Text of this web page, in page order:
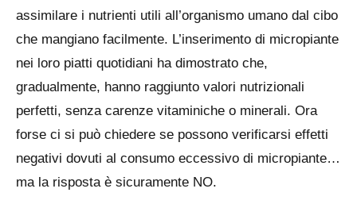
assimilare i nutrienti utili all’organismo umano dal cibo
che mangiano facilmente. L’inserimento di micropiante
nei loro piatti quotidiani ha dimostrato che,
gradualmente, hanno raggiunto valori nutrizionali
perfetti, senza carenze vitaminiche o minerali. Ora
forse ci si può chiedere se possono verificarsi effetti
negativi dovuti al consumo eccessivo di micropiante…
ma la risposta è sicuramente NO.